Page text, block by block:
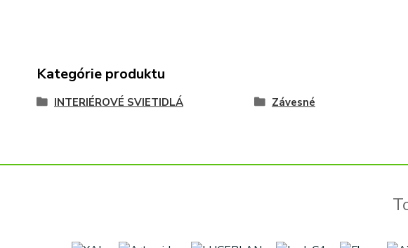
Kategórie produktu
INTERIÉROVÉ SVIETIDLÁ Závesné